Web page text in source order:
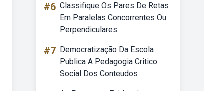
#6 Classifique Os Pares De Retas
Em Paralelas Concorrentes Ou
Perpendiculares
#7 Democratização Da Escola
Publica A Pedagogia Critico
Social Dos Conteudos